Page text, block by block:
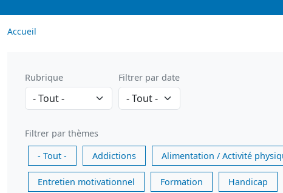
Accueil
Rubrique Filtrer par date
Filtrer par thèmes
- Tout -
Addictions Alimentation / Activité
Entretien motivationnel Formation Handicap